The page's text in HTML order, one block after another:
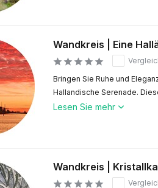
Wandkreis | Eine
Bringen Sie Ruhe und
Hallandische Serenade.
Lesen Sie mehr
Wandkreis |